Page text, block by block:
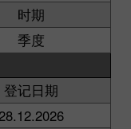
时期
季度
登记日期